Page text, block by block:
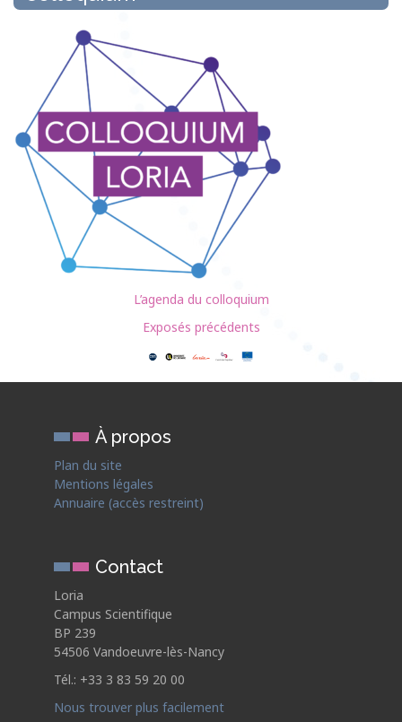
L’agenda du colloquium
Exposés précédents
À propos
Plan du site
Mentions légales
Annuaire (accès restreint)
Contact
Loria
Campus Scientifique
BP 239
54506 Vandoeuvre-lès-Nancy
Tél.: +33 3 83 59 20 00
Nous trouver plus facilement